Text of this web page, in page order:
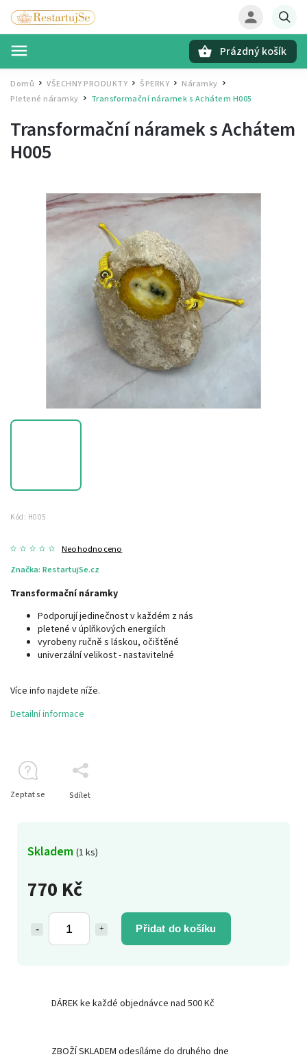
Prázdný košík
Domů / VŠECHNY PRODUKTY / ŠPERKY / Náramky
Pletené náramky
Transformační náramek s Achátem H005
Transformační náramek s Achátem
H005
Kód: H005
Neohodnoceno
Značka: RestartujSe.cz
770 Kč
Přidat do košíku
Skladem (1 ks)
Transformační náramky
Podporují jedinečnost v každém z nás
pletené v úplňkových energiích
vyrobeny ručně s láskou, očištěné
univerzální velikost - nastavitelné
Více info najdete níže.
Detailní informace
Zeptat se Sdílet
DÁREK ke každé objednávce nad 500 Kč
ZBOŽÍ SKLADEM odesíláme do druhého dne